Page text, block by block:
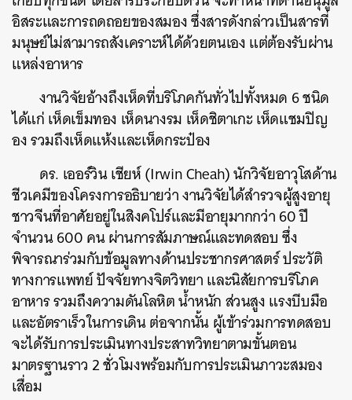
อิสระและการถดถอยของสมอง ซึ่งสารดังกล่าวเป็นสารที่
มนุษย์ไม่สามารถสังเคราะห์ได้ด้วยตนเอง แต่ต้องรับผ่าน
แหล่งอาหาร
งานวิจัยอ้างถึงเห็ดที่บริโภคกันทั่วไปทั้งหมด 6 ชนิด
ได้แก่ เห็ดเข็มทอง เห็ดนางรม เห็ดชิตาเกะ เห็ดแชมปิญ
อง รวมถึงเห็ดแห้งและเห็ดกระป๋อง
ดร. เออร์วิน เชียห์ (Irwin Cheah) นักวิจัยอาวุโสด้าน
ชีวเคมีของโครงการอธิบายว่า งานวิจัยได้สำรวจผู้สูงอายุ
ชาวจีนที่อาศัยอยู่ในสิงคโปร์และมีอายุมากกว่า 60 ปี
จำนวน 600 คน ผ่านการสัมภาษณ์และทดสอบ ซึ่ง
พิจารณาร่วมกับข้อมูลทางด้านประชากรศาสตร์ ประวัติ
ทางการแพทย์ ปัจจัยทางจิตวิทยา และนิสัยการบริโภค
อาหาร รวมถึงความดันโลหิต น้ำหนัก ส่วนสูง แรงบีบมือ
และอัตราเร็วในการเดิน ต่อจากนั้น ผู้เข้าร่วมการทดสอบ
จะได้รับการประเมินทางประสาทวิทยาตามขั้นตอน
มาตรฐานราว 2 ชั่วโมงพร้อมกับการประเมินภาวะสมอง
เสื่อม